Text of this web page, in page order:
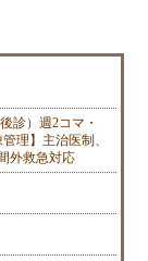
診）週2コマ・
理】主治医制、
外救急対応